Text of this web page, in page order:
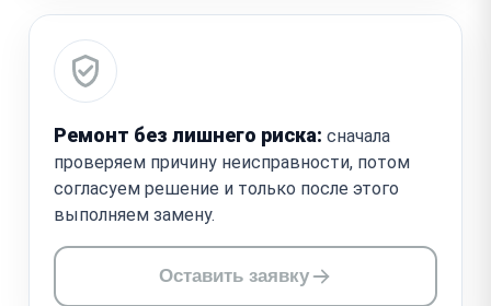
Ремонт без лишнего риска: сначала
проверяем причину неисправности, потом
согласуем решение и только после этого
выполняем замену.
Оставить заявку